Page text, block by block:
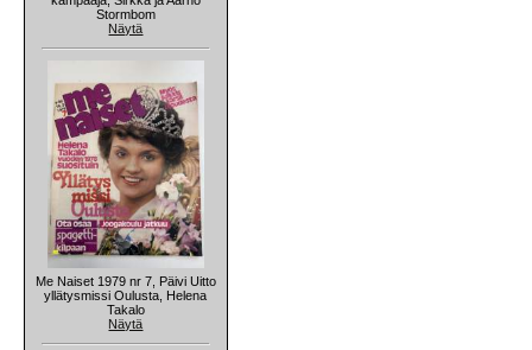
Stormbom
Näytä
Me Naiset 1979 nr 7, Päivi Uitto
yllätysmissi Oulusta, Helena
Takalo
Näytä